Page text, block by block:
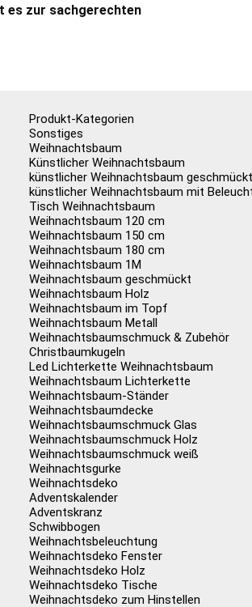
es zur sachgerechten
Produkt-Kategorien
Sonstiges
Weihnachtsbaum
Künstlicher Weihnachtsbaum
künstlicher Weihnachtsbaum geschmückt
künstlicher Weihnachtsbaum mit
Tisch Weihnachtsbaum
Weihnachtsbaum 120 cm
Weihnachtsbaum 150 cm
Weihnachtsbaum 180 cm
Weihnachtsbaum 1M
Weihnachtsbaum geschmückt
Weihnachtsbaum Holz
Weihnachtsbaum im Topf
Weihnachtsbaum Metall
Weihnachtsbaumschmuck & Zubehör
Christbaumkugeln
Led Lichterkette Weihnachtsbaum
Weihnachtsbaum Lichterkette
Weihnachtsbaum-Ständer
Weihnachtsbaumdecke
Weihnachtsbaumschmuck Glas
Weihnachtsbaumschmuck Holz
Weihnachtsbaumschmuck weiß
Weihnachtsgurke
Weihnachtsdeko
Adventskalender
Adventskranz
Schwibbogen
Weihnachtsbeleuchtung
Weihnachtsdeko Fenster
Weihnachtsdeko Holz
Weihnachtsdeko Tische
Weihnachtsdeko zum Hinstellen